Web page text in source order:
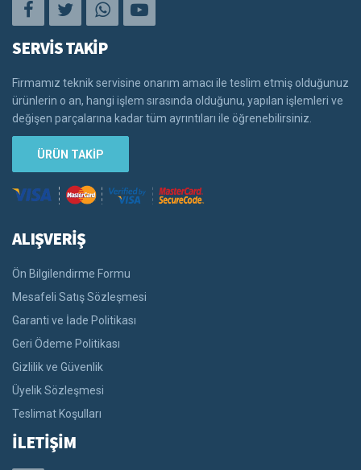
SERVİS TAKİP
Firmamız teknik servisine onarım amacı ile teslim etmiş olduğunuz
ürünlerin o an, hangi işlem sırasında olduğunu, yapılan işlemleri ve
değişen parçalarına kadar tüm ayrıntıları ile öğrenebilirsiniz.
ÜRÜN TAKİP
ALIŞVERİŞ
Ön Bilgilendirme Formu
Mesafeli Satış Sözleşmesi
Garanti ve İade Politikası
Geri Ödeme Politikası
Gizlilik ve Güvenlik
Üyelik Sözleşmesi
Teslimat Koşulları
İLETİŞİM